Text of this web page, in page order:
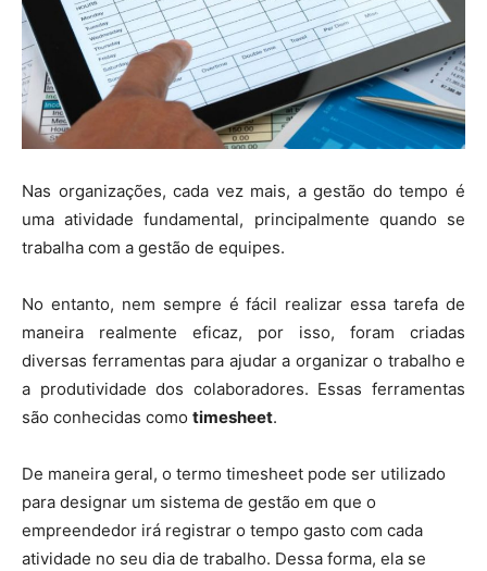
Nas organizações, cada vez mais, a gestão do tempo é
uma atividade fundamental, principalmente quando se
trabalha com a gestão de equipes.
No entanto, nem sempre é fácil realizar essa tarefa de
maneira realmente eficaz, por isso, foram criadas
diversas ferramentas para ajudar a organizar o trabalho e
a produtividade dos colaboradores. Essas ferramentas
são conhecidas como timesheet.
De maneira geral, o termo timesheet pode ser utilizado
para designar um sistema de gestão em que o
empreendedor irá registrar o tempo gasto com cada
atividade no seu dia de trabalho. Dessa forma, ela se